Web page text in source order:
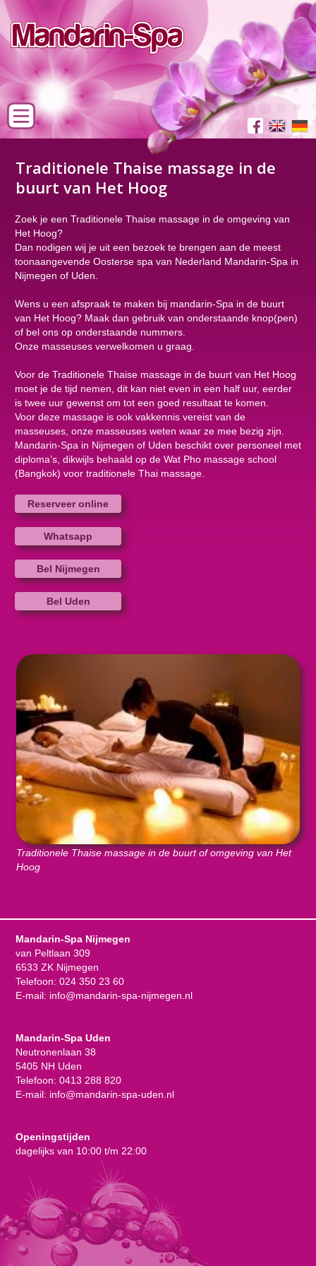
Traditionele Thaise massage in de
buurt van Het Hoog
Zoek je een Traditionele Thaise massage in de omgeving van
Het Hoog?
Dan nodigen wij je uit een bezoek te brengen aan de meest
toonaangevende Oosterse spa van Nederland Mandarin-Spa in
Nijmegen of Uden.
Wens u een afspraak te maken bij mandarin-Spa in de buurt
van Het Hoog? Maak dan gebruik van onderstaande knop(pen)
of bel ons op onderstaande nummers.
Onze masseuses verwelkomen u graag.
Voor de Traditionele Thaise massage in de buurt van Het Hoog
moet je de tijd nemen, dit kan niet even in een half uur, eerder
is twee uur gewenst om tot een goed resultaat te komen.
Voor deze massage is ook vakkennis vereist van de
masseuses, onze masseuses weten waar ze mee bezig zijn.
Mandarin-Spa in Nijmegen of Uden beschikt over personeel met
diploma’s, dikwijls behaald op de Wat Pho massage school
(Bangkok) voor traditionele Thai massage.
Reserveer online
Whatsapp
Bel Nijmegen
Bel Uden
Traditionele Thaise massage in de buurt of omgeving van Het
Hoog
Mandarin-Spa Nijmegen
van Peltlaan 309
6533 ZK Nijmegen
Telefoon: 024 350 23 60
E-mail: info@mandarin-spa-nijmegen.nl
Mandarin-Spa Uden
Neutronenlaan 38
5405 NH Uden
Telefoon: 0413 288 820
E-mail: info@mandarin-spa-uden.nl
Openingstijden
dagelijks van 10:00 t/m 22:00